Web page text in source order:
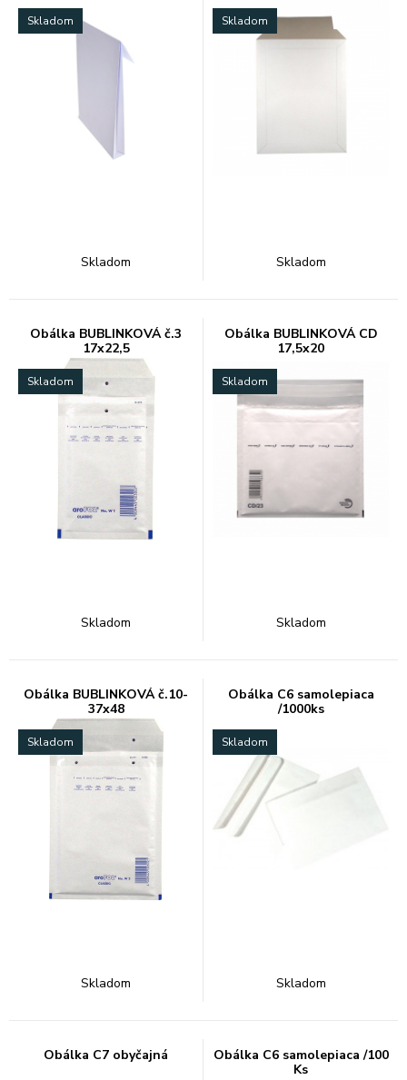
Skladom
Skladom
Skladom
Skladom
Obálka BUBLINKOVÁ č.3
17x22,5
Skladom
Skladom
Obálka BUBLINKOVÁ CD
17,5x20
Skladom
Skladom
Obálka BUBLINKOVÁ č.10-
37x48
Skladom
Skladom
Obálka C6 samolepiaca
/1000ks
Skladom
Skladom
Obálka C7 obyčajná
Obálka C6 samolepiaca /100
Ks